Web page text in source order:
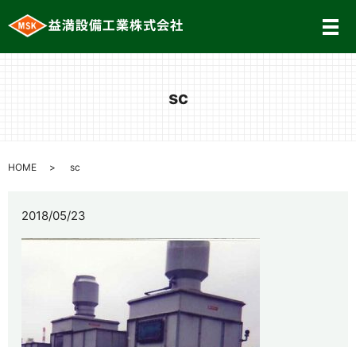
メ
sc
HOME sc
2018/05/23